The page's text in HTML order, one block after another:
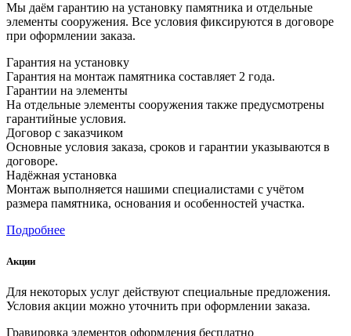
Мы даём гарантию на установку памятника и отдельные
элементы сооружения. Все условия фиксируются в договоре
при оформлении заказа.
Гарантия на установку
Гарантия на монтаж памятника составляет 2 года.
Гарантии на элементы
На отдельные элементы сооружения также предусмотрены
гарантийные условия.
Договор с заказчиком
Основные условия заказа, сроков и гарантии указываются в
договоре.
Надёжная установка
Монтаж выполняется нашими специалистами с учётом
размера памятника, основания и особенностей участка.
Подробнее
Акции
Для некоторых услуг действуют специальные предложения.
Условия акции можно уточнить при оформлении заказа.
Гравировка элементов оформления бесплатно